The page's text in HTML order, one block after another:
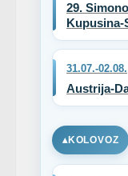
29.
Kupusina-
31.07.-02.08.
Austrija-
KOLOVOZ